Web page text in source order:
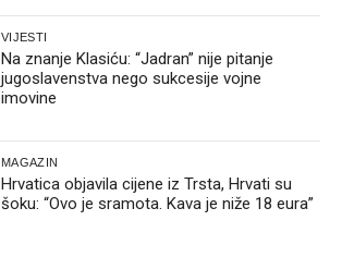
VIJESTI
Na znanje Klasiću: “Jadran” nije pitanje
jugoslavenstva nego sukcesije vojne
imovine
MAGAZIN
Hrvatica objavila cijene iz Trsta, Hrvati su
šoku: “Ovo je sramota. Kava je niže 18 eura”